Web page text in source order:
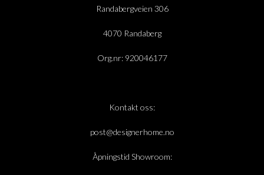
Randabergveien 306
4070 Randaberg
Org.nr: 920046177
Kontakt oss:
post@designerhome.no
Åpningstid Showroom: